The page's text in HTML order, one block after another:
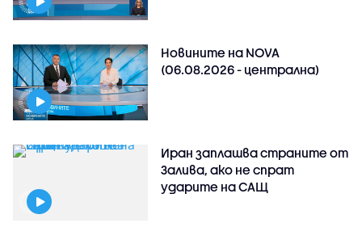
Новините на NOVA
(06.08.2026 - централна)
Иран заплашва страните от
Залива, ако не спрат
ударите на САЩ